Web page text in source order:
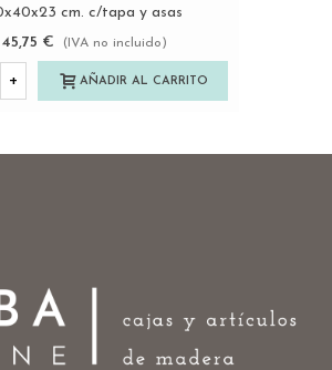
cm. c/tapa y asas
Ref.DRSD260
45,75 € (IVA no incluido)
+ AÑADIR AL CARRITO